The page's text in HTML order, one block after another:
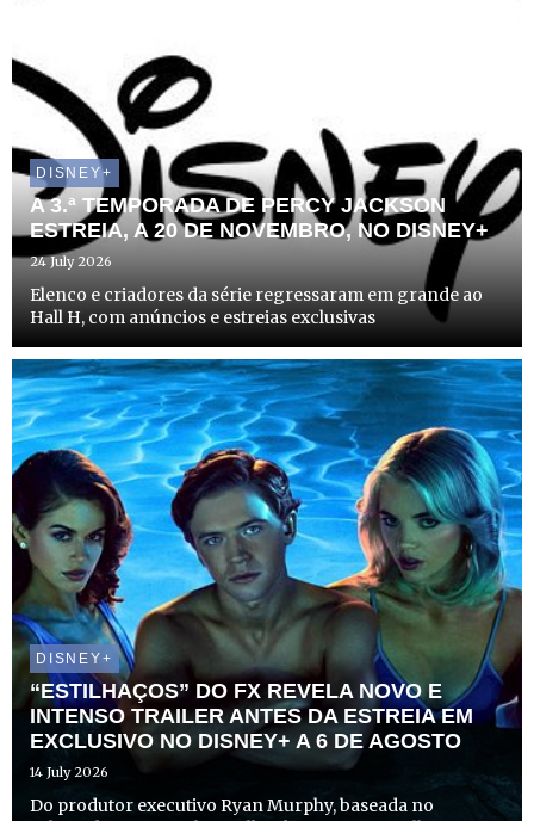
DISNEY+
A 3.ª TEMPORADA DE PERCY JACKSON
ESTREIA, A 20 DE NOVEMBRO, NO DISNEY+
24 July 2026
Elenco e criadores da série regressaram em grande ao
Hall H, com anúncios e estreias exclusivas
DISNEY+
“ESTILHAÇOS” DO FX REVELA NOVO E
INTENSO TRAILER ANTES DA ESTREIA EM
EXCLUSIVO NO DISNEY+ A 6 DE AGOSTO
14 July 2026
Do produtor executivo Ryan Murphy, baseada no